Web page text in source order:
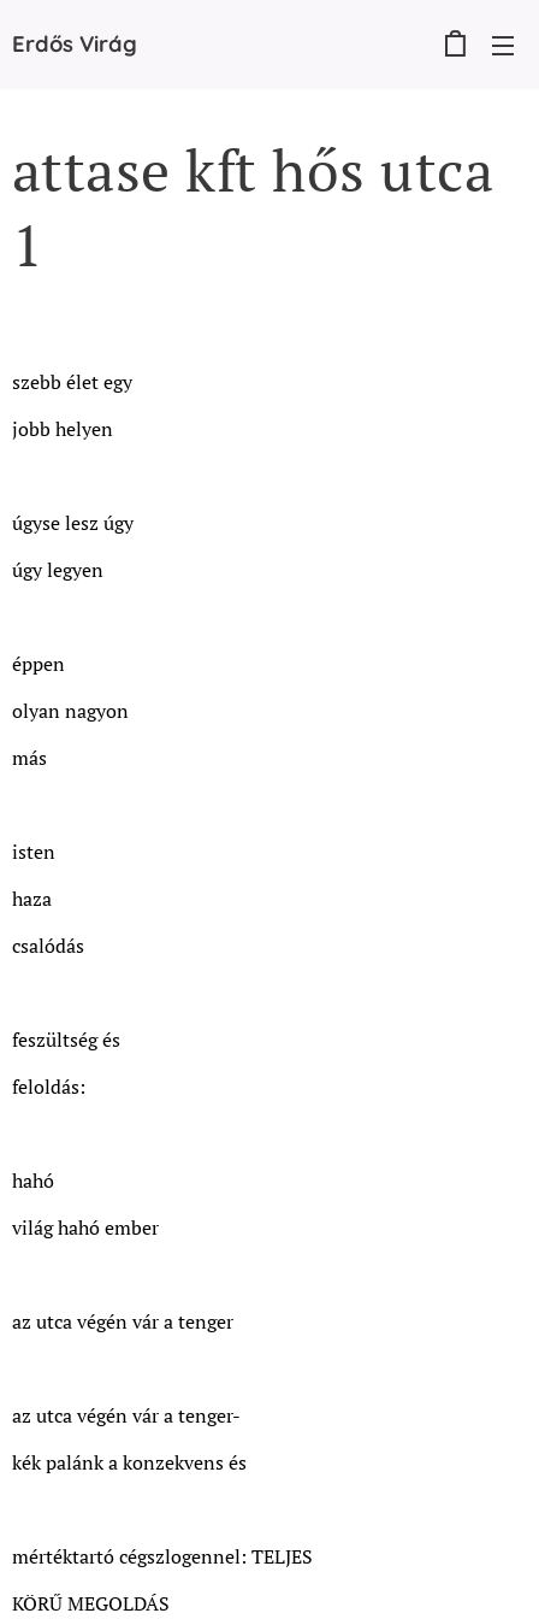
Erdős Virág
attase kft hős utca
1
szebb élet egy
jobb helyen
úgyse lesz úgy
úgy legyen
éppen
olyan nagyon
más
isten
haza
csalódás
feszültség és
feloldás:
hahó
világ hahó ember
az utca végén vár a tenger
az utca végén vár a tenger-
kék palánk a konzekvens és
mértéktartó cégszlogennel: TELJES
KÖRŰ MEGOLDÁS